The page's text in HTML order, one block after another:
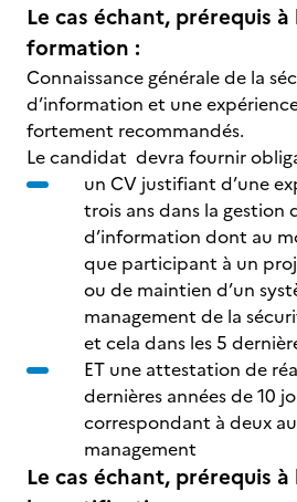
Le cas échant, prérequis à
formation :
Connaissance générale de la
d’information et une
fortement recommandés.
Le candidat devra fournir
un CV justifiant d’une
trois ans dans la gestion
d’information dont au
que participant à un
ou de maintien d’un
management de la
et cela dans les 5
ET une attestation de
dernières années de 10
correspondant à deux
management
Le cas échant, prérequis